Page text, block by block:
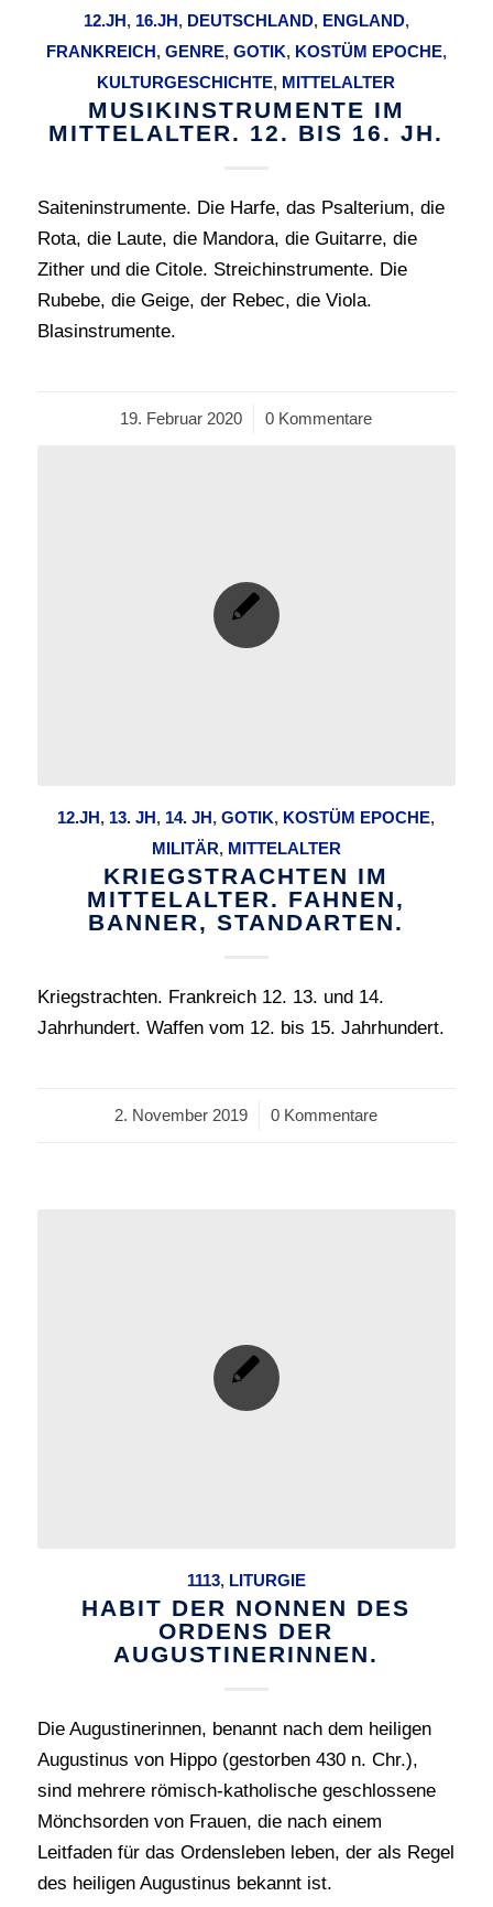
12.JH, 16.JH, DEUTSCHLAND, ENGLAND,
FRANKREICH, GENRE, GOTIK, KOSTÜM EPOCHE,
KULTURGESCHICHTE, MITTELALTER
MUSIKINSTRUMENTE IM
MITTELALTER. 12. BIS 16. JH.
Saiteninstrumente. Die Harfe, das Psalterium, die
Rota, die Laute, die Mandora, die Guitarre, die
Zither und die Citole. Streichinstrumente. Die
Rubebe, die Geige, der Rebec, die Viola.
Blasinstrumente.
19. Februar 2020
/ 0 Kommentare
12.JH, 13. JH, 14. JH,GOTIK, KOSTÜM EPOCHE,
MILITÄR, MITTELALTER
KRIEGSTRACHTEN IM
MITTELALTER. FAHNEN,
BANNER, STANDARTEN.
Kriegstrachten. Frankreich 12. 13. und 14.
Jahrhundert. Waffen vom 12. bis 15. Jahrhundert.
2. November 2019
/ 0 Kommentare
1113, LITURGIE
HABIT DER NONNEN DES
ORDENS DER
AUGUSTINERINNEN.
Die Augustinerinnen, benannt nach dem heiligen
Augustinus von Hippo (gestorben 430 n. Chr.),
sind mehrere römisch-katholische geschlossene
Mönchsorden von Frauen, die nach einem
Leitfaden für das Ordensleben leben, der als Regel
des heiligen Augustinus bekannt ist.